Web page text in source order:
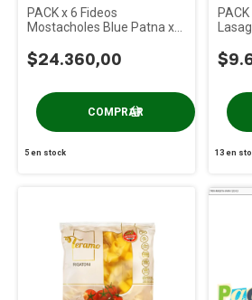
PACK x 6 Fideos
Mostacholes Blue Patna x
$24.360,00
5en stock 13en